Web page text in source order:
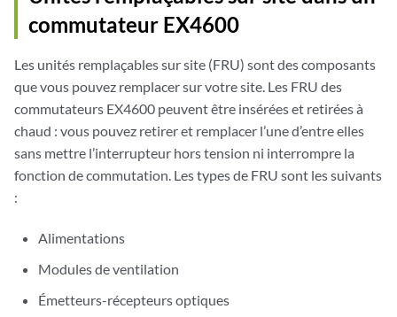
commutateur EX4600
Les unités remplaçables sur site (FRU) sont des composants
que vous pouvez remplacer sur votre site. Les FRU des
commutateurs EX4600 peuvent être insérées et retirées à
chaud : vous pouvez retirer et remplacer l’une d’entre elles
sans mettre l’interrupteur hors tension ni interrompre la
fonction de commutation. Les types de FRU sont les suivants
:
Alimentations
Modules de ventilation
Émetteurs-récepteurs optiques